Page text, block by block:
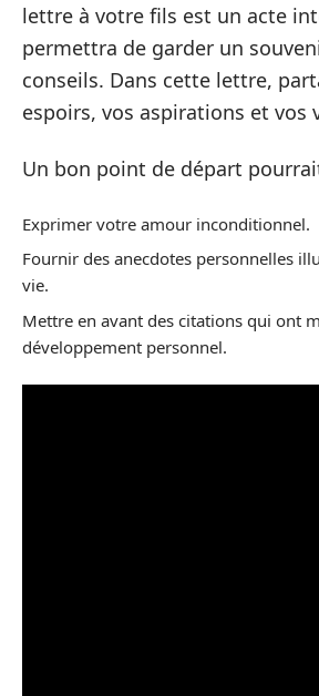
lettre à votre fils est un acte
permettra de garder un
conseils. Dans cette lettre,
espoirs, vos aspirations et vos
Un bon point de départ
Exprimer votre amour inconditionnel.
Fournir des anecdotes personnelles
vie.
Mettre en avant des citations qui ont
développement personnel.